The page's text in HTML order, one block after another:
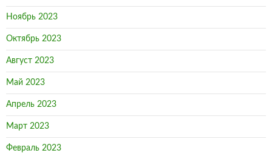
Ноябрь 2023
Октябрь 2023
Август 2023
Май 2023
Апрель 2023
Март 2023
Февраль 2023